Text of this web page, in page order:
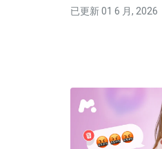
已更新 01 6 月, 2026